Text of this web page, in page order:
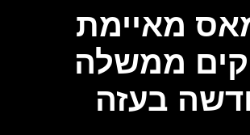
מאיימת
ממשלה
בעזה